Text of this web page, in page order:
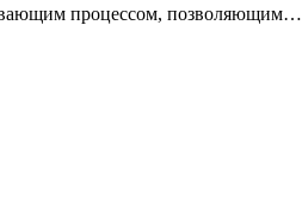
процессом, позволяющим…